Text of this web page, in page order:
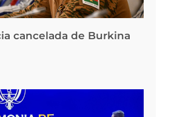
cancelada de Burkina